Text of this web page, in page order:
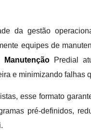
da gestão
equipes de
Predial
e minimizando falhas
esse formato
pré-definidos,